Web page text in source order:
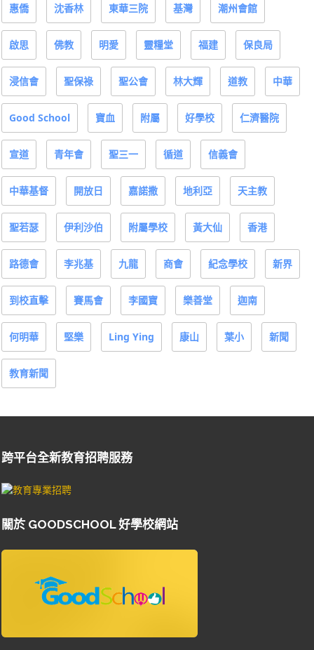
惠僑 沈香林 東華三院 基灣 潮州會館
啟思 佛教 明愛 靈糧堂 福建 保良局
浸信會 聖保祿 聖公會 林大輝 道教 中華
Good School 寶血 附屬 好學校 仁濟醫院
宣道 青年會 聖三一 循道 信義會
中華基督 開放日 嘉諾撒 地利亞 天主教
聖若瑟 伊利沙伯 附屬學校 黃大仙 香港
路德會 李兆基 九龍 商會 紀念學校 新界
到校直擊 賽馬會 李國寶 樂善堂 迦南
何明華 堅樂 Ling Ying 康山 葉小 新聞
教育新聞
跨平台全新教育招聘服務
關於 GOODSCHOOL 好學校網站